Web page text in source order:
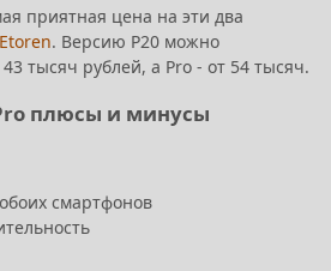
приятная цена на эти два
Etoren. Версию P20 можно
тысяч рублей, а Pro - от 54 тысяч.
плюсы и минусы
смартфонов